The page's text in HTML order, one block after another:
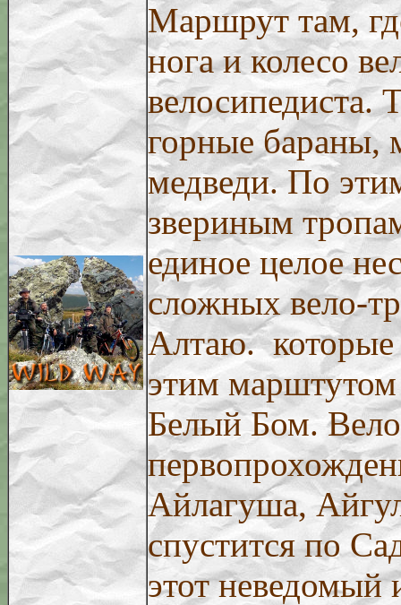
Маршрут там,
нога и колесо
велосипедиста.
горные бараны,
медведи. По
звериным
единое целое
сложных вело-
Алтаю. которые
этим марштутом
Белый Бом.
Айлагуша,
спустится по
этот